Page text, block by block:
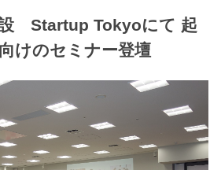
Startup Tokyoにて 起
けのセミナー登壇